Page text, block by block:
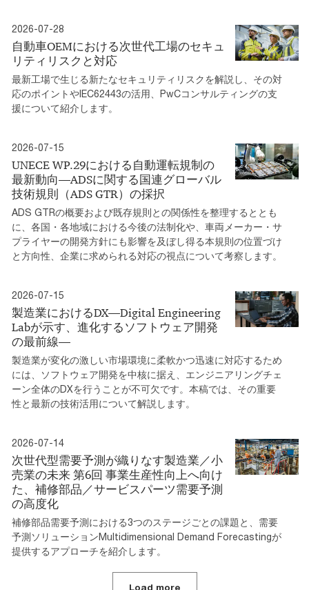
2026-07-28
自動車OEMにおける次世代工場のセキュ
リティリスクと対応
最新工場で生じる新たなセキュリティリスクを解説し、その対
応のポイントやIEC62443の活用、PwCコンサルティングの支
援について紹介します。
2026-07-15
UNECE WP.29における自動運転規制の
最新動向―ADSに関する国連グローバル
技術規則（ADS GTR）の採択
ADS GTRの概要および既存規則との関係性を整理するととも
に、各国・各地域における今後の法制化や、車両メーカー・サ
プライヤーの開発方針にも影響を及ぼし得る本規則の位置づけ
と方向性、企業に求められる対応の視点について考察します。
2026-07-15
製造業におけるDX―Digital Engineering
Labが示す、進化するソフトウェア開発
の最前線―
製造業が変化の激しい市場環境に柔軟かつ迅速に対応するため
には、ソフトウェア開発を中核に据え、エンジニアリングチェ
ーン全体のDXを行うことが不可欠です。本稿では、その重要
性と最新の技術活用について解説します。
2026-07-14
次世代型需要予測が織りなす製造業／小
売業の未来 第6回 事業生産性向上へ向け
た、補修部品／サービスパーツ需要予測
の高度化
補修部品需要予測における3つのステージごとの課題と、需要
予測ソリューションMultidimensional Demand Forecastingが
提供するアプローチを紹介します。
Load more